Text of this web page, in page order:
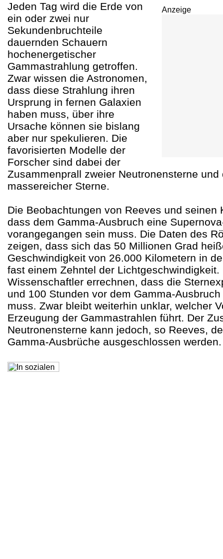
Anzeige
Jeden Tag wird die Erde von
ein oder zwei nur
Sekundenbruchteile
dauernden Schauern
hochenergetischer
Gammastrahlung getroffen.
Zwar wissen die Astronomen,
dass diese Strahlung ihren
Ursprung in fernen Galaxien
haben muss, über ihre
Ursache können sie bislang
aber nur spekulieren. Die
favorisierten Modelle der
Forscher sind dabei der
Zusammenprall zweier Neutronensterne
massereicher Sterne.
Die Beobachtungen von Reeves und seinen
dass dem Gamma-Ausbruch eine
vorangegangen sein muss. Die Daten des
zeigen, dass sich das 50 Millionen Grad
Geschwindigkeit von 26.000 Kilometern in
fast einem Zehntel der
Wissenschaftler errechnen, dass die
und 100 Stunden vor dem Gamma-
muss. Zwar bleibt weiterhin unklar, welcher
Erzeugung der Gammastrahlen führt. Der
Neutronensterne kann jedoch, so Reeves,
Gamma-Ausbrüche ausgeschlossen werden.